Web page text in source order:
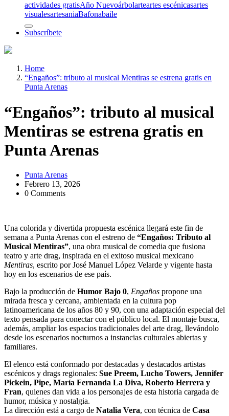
actividades gratisAño Nuevoárbolarteartes escénicasartes
visualesartesaniaBafonabaile
Subscríbete
Home
“Engaños”: tributo al musical Mentiras se estrena gratis en
Punta Arenas
“Engaños”: tributo al musical
Mentiras se estrena gratis en
Punta Arenas
Punta Arenas
Febrero 13, 2026
0 Comments
Una colorida y divertida propuesta escénica llegará este fin de
semana a Punta Arenas con el estreno de “Engaños: Tributo al
Musical Mentiras”, una obra musical de comedia que fusiona
teatro y arte drag, inspirada en el exitoso musical mexicano
Mentiras, escrito por José Manuel López Velarde y vigente hasta
hoy en los escenarios de ese país.
Bajo la producción de Humor Bajo 0, Engaños propone una
mirada fresca y cercana, ambientada en la cultura pop
latinoamericana de los años 80 y 90, con una adaptación especial del
texto pensada para conectar con el público local. El montaje busca,
además, ampliar los espacios tradicionales del arte drag, llevándolo
desde los escenarios nocturnos a instancias culturales abiertas y
familiares.
El elenco está conformado por destacadas y destacados artistas
escénicos y drags regionales: Sue Preem, Lucho Towers, Jennifer
Pickein, Pipe, María Fernanda La Diva, Roberto Herrera y
Fran, quienes dan vida a los personajes de esta historia cargada de
humor, música y nostalgia.
La dirección está a cargo de Natalia Vera, con técnica de Casa